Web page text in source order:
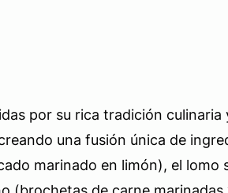
por su rica tradición
una fusión única de
marinado en limón), el